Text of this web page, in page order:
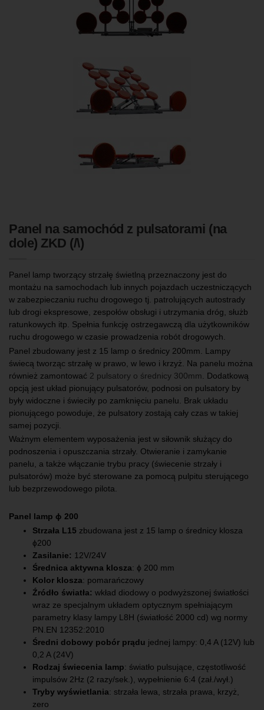
Panel na samochód z pulsatorami (na
dole) ZKD (/\)
Panel lamp tworzący strzałę świetlną przeznaczony jest do
montażu na samochodach lub innych pojazdach uczestniczących
w zabezpieczaniu ruchu drogowego tj. patrolujących autostrady
lub drogi ekspresowe, zespołów obsługi i utrzymania dróg, służb
ratunkowych itp. Spełnia funkcję ostrzegawczą dla użytkowników
ruchu drogowego w czasie prowadzenia robót drogowych.
Panel zbudowany jest z 15 lamp o średnicy 200mm. Lampy
świecą tworząc strzałę w prawo, w lewo i krzyż. Na panelu można
również zamontować 2 pulsatory o średnicy 300mm . Dodatkową
opcją jest układ pionujący pulsatorów, podnosi on pulsatory by
były widoczne i świeciły po zamknięciu panelu. Brak układu
pionującego powoduje, że pulsatory zostają cały czas w takiej
samej pozycji.
Ważnym elementem wyposażenia jest w siłownik służący do
podnoszenia i opuszczania strzały. Otwieranie i zamykanie
panelu, a także włączanie trybu pracy (świecenie strzały i
pulsatorów) może być sterowane za pomocą pulpitu sterującego
lub bezprzewodowego pilota.
Panel lamp ϕ 200
Strzała L15 zbudowana jest z 15 lamp o średnicy klosza
ɸ200
Zasilanie: 12V/24V
Średnica aktywna klosza: ϕ 200 mm
Kolor klosza: pomarańczowy
Źródło światła: wkład diodowy o podwyższonej światłości
wraz ze specjalnym układem optycznym spełniającym
parametry klasy lampy L8H (światłość 2000 cd) wg normy
PN.EN 12352:2010
Średni dobowy pobór prądu jednej lampy: 0,4 A (12V) lub
0,2 A (24V)
Rodzaj świecenia lamp: światło pulsujące, częstotliwość
impulsów 2Hz (2 razy/sek.), wypełnienie 6:4 (zał./wył.)
Tryby wyświetlania: strzała lewa, strzała prawa, krzyż,
zero